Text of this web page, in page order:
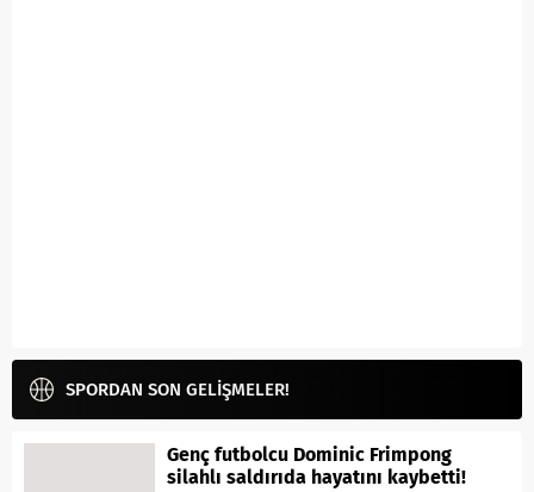
SPORDAN SON GELİŞMELER!
Genç futbolcu Dominic Frimpong
silahlı saldırıda hayatını kaybetti!